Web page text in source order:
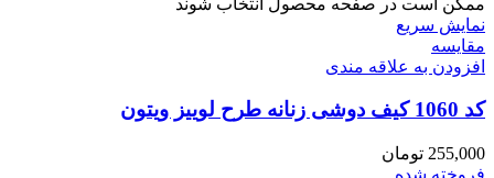
ممکن است در صفحه محصول انتخاب شوند
نمایش سریع
مقايسه
افزودن به علاقه مندی
کد 1060 کیف دوشی زنانه طرح لوییز ویتون
255,000 تومان
فروخته شده